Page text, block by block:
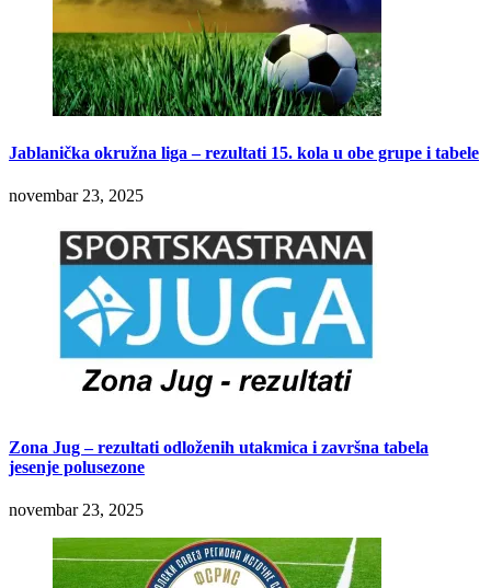
Jablanička okružna liga – rezultati 15. kola u obe grupe i tabele
novembar 23, 2025
Zona Jug – rezultati odloženih utakmica i završna tabela
jesenje polusezone
novembar 23, 2025